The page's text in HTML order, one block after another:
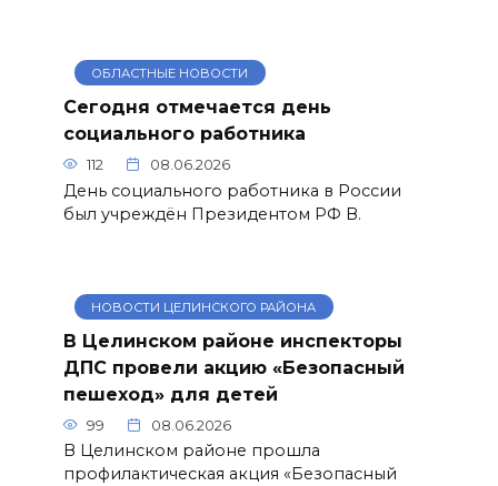
ОБЛАСТНЫЕ НОВОСТИ
Сегодня отмечается день
социального работника
112 08.06.2026
День социального работника в России
был учреждён Президентом РФ В.
НОВОСТИ ЦЕЛИНСКОГО РАЙОНА
В Целинском районе инспекторы
ДПС провели акцию «Безопасный
пешеход» для детей
99 08.06.2026
В Целинском районе прошла
профилактическая акция «Безопасный